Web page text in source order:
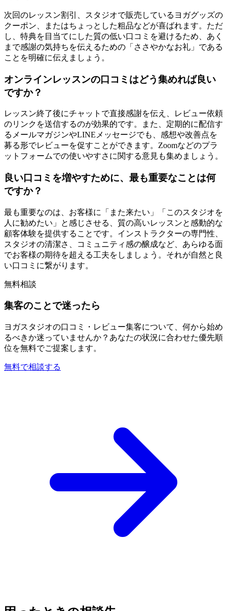
次回のレッスン割引、スタジオで販売しているヨガグッズの
クーポン、またはちょっとした粗品などが喜ばれます。ただ
し、特典を目当てにした質の低い口コミを避けるため、あく
まで感謝の気持ちを伝えるための「ささやかなお礼」である
ことを明確に伝えましょう。
オンラインレッスンの口コミはどう集めれば良い
ですか？
レッスン終了後にチャットで直接感謝を伝え、レビュー依頼
のリンクを送信するのが効果的です。また、定期的に配信す
るメールマガジンやLINEメッセージでも、感想や改善点を
募る形でレビューを促すことができます。Zoomなどのプラ
ットフォームでの使いやすさに関する意見も集めましょう。
良い口コミを増やすために、最も重要なことは何
ですか？
最も重要なのは、お客様に「また来たい」「このスタジオを
人に勧めたい」と感じさせる、質の高いレッスンと感動的な
顧客体験を提供することです。インストラクターの専門性、
スタジオの清潔さ、コミュニティ感の醸成など、あらゆる面
でお客様の期待を超える工夫をしましょう。それが自然と良
い口コミに繋がります。
無料相談
集客のことで迷ったら
ヨガスタジオの口コミ・レビュー集客について、何から始め
るべきか迷っていませんか？あなたの状況に合わせた優先順
位を無料でご提案します。
無料で相談する